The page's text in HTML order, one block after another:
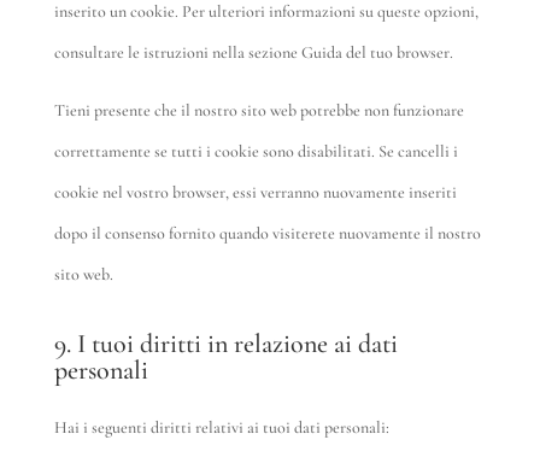
inserito un cookie. Per ulteriori informazioni su queste opzioni,
consultare le istruzioni nella sezione Guida del tuo browser.
Tieni presente che il nostro sito web potrebbe non funzionare
correttamente se tutti i cookie sono disabilitati. Se cancelli i
cookie nel vostro browser, essi verranno nuovamente inseriti
dopo il consenso fornito quando visiterete nuovamente il nostro
sito web.
9. I tuoi diritti in relazione ai dati
personali
Hai i seguenti diritti relativi ai tuoi dati personali: